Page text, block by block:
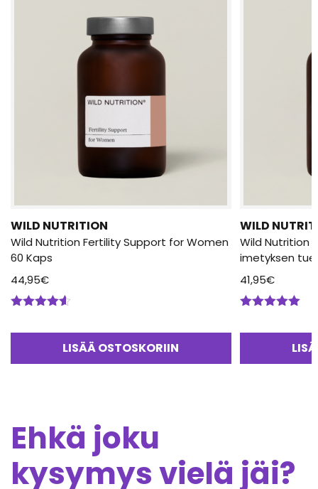
WILD NUTRITION
Wild Nutrition Fertility Support for Women
60 Kaps
44,95€
LISÄÄ OSTOSKORIIN
WILD
Wild Nutrition
imetyksen
41,95€
Ehkä joku
kysymys vielä jäi?